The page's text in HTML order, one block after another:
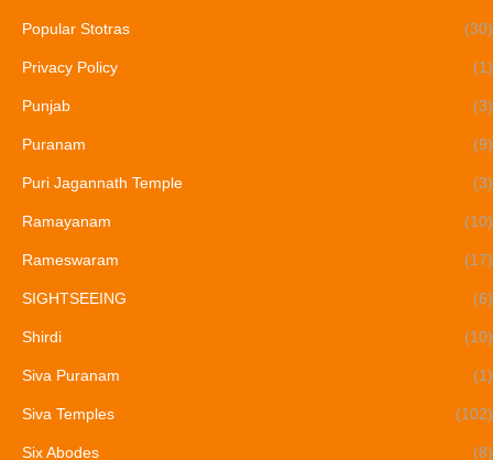
Popular Stotras (30)
Privacy Policy (1)
Punjab (3)
Puranam (9)
Puri Jagannath Temple (3)
Ramayanam (10)
Rameswaram (17)
SIGHTSEEING (6)
Shirdi (10)
Siva Puranam (1)
Siva Temples (102)
Six Abodes (8)